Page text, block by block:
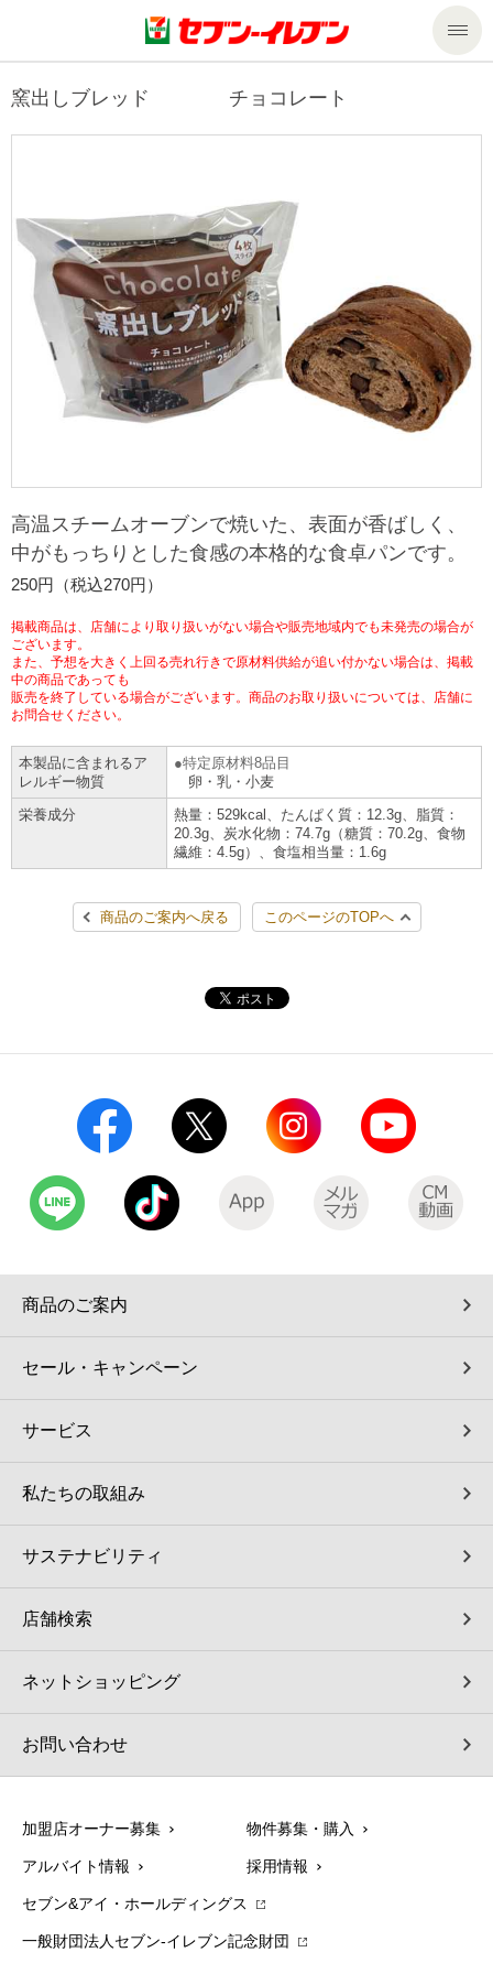
商品のご案内
今週の新商品
来週の新商品
商品カテゴリ一覧
セブンプレミアム
ギフト
プリペイドカード・金券
ニンテンドー・ダウンロードカード
サービス
サービストップ
nanacoトップ
マルチコピー機でできること
コピー
プリント
スキャン
ファクス
チケット
宅配便
切手・はがき・印紙
セブン銀行ATM
ご利用可能なお支払い方法
各種料金のお支払い
自転車シェアリング（店舗限定）
モバイルバッテリーシェアリング（店舗限定）
チケットサービス
セブンチケット
チケットぴあ
イープラス
CNプレイガイド
セブン‐イレブンでお受取り
タワーレコード
セブンネットショッピング
停電時のサービス停止のお知らせ
企業情報
企業情報トップ
ニュースリリース
企業理念
会社概要
貸借対照表・損益計算書
沿革
国内店舗数
セブン-イレブンの歴史
私たちの取組み
サステナビリティ
セブン＆アイ・ホールディングスの重点課題
サステナビリティ活動基本方針
サステナビリティ推進体制
GREEN CHALLENGE 2050
4VISIONS
サステナビリティニュース
サステナビリティレポート
加盟店オーナー募集 物件募集・購入
店舗検索
ネットショッピング
お問い合わせ
Language
English (Corporate)
English (Services)
한국어(서비스)
窯出しブレッド チョコレート
高温スチームオーブンで焼いた、表面が香ばしく、
中がもっちりとした食感の本格的な食卓パンです。
250円（税込270円）
掲載商品は、店舗により取り扱いがない場合や販売地域内でも未発売の場合が
ございます。
また、予想を大きく上回る売れ行きで原材料供給が追い付かない場合は、掲載
中の商品であっても
販売を終了している場合がございます。商品のお取り扱いについては、店舗に
お問合せください。
本製品に含まれるア
レルギー物質
特定原材料8品目
卵・乳・小麦
栄養成分
熱量：529kcal、たんぱく質：12.3g、脂質：
20.3g、炭水化物：74.7g（糖質：70.2g、食物
繊維：4.5g）、食塩相当量：1.6g
商品のご案内へ戻る このページのTOPへ
商品のご案内
セール・キャンペーン
サービス
私たちの取組み
サステナビリティ
店舗検索
ネットショッピング
お問い合わせ
加盟店オーナー募集 物件募集・購入
アルバイト情報 採用情報
セブン&アイ・ホールディングス
一般財団法人セブン-イレブン記念財団